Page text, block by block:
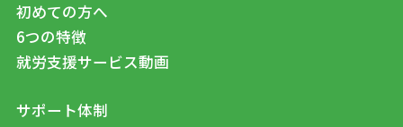
初めての方へ
6つの特徴
就労支援サービス動画
サポート体制